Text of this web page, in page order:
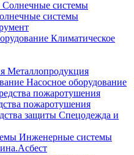
системы
Климатическое
Металлопродукция
Насосное оборудование
пожаротушения
Спецодежда и
Инженерные системы